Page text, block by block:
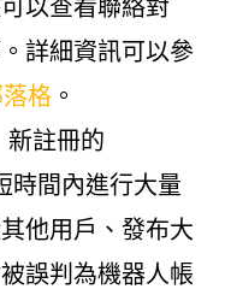
以查看聯絡對
詳細資訊可以參
格。
新註冊的
時間內進行大量
他用戶、發布大
誤判為機器人帳